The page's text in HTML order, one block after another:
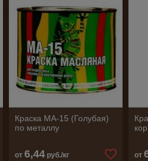
Краска МА-15 (Голубая)
по металлу
от 6,44руб./кг от